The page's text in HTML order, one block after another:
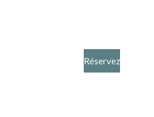
Réservez